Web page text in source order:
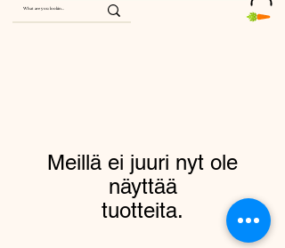
Meillä ei juuri nyt ole
näyttää
tuotteita.